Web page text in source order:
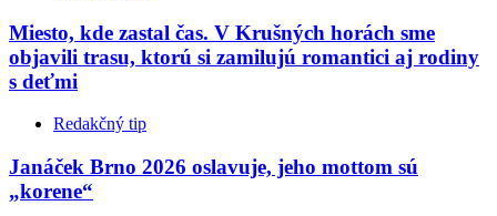
Miesto, kde zastal čas. V Krušných horách sme
objavili trasu, ktorú si zamilujú romantici aj rodiny
s deťmi
Redakčný tip
Janáček Brno 2026 oslavuje, jeho mottom sú
„korene“